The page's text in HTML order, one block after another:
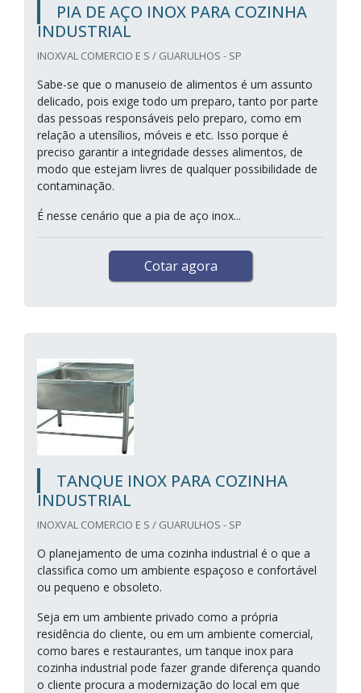
PIA DE AÇO INOX PARA COZINHA
INDUSTRIAL
INOXVAL COMERCIO E S / GUARULHOS - SP
Sabe-se que o manuseio de alimentos é um assunto
delicado, pois exige todo um preparo, tanto por parte
das pessoas responsáveis pelo preparo, como em
relação a utensílios, móveis e etc. Isso porque é
preciso garantir a integridade desses alimentos, de
modo que estejam livres de qualquer possibilidade de
contaminação.
É nesse cenário que a pia de aço inox...
Cotar agora
TANQUE INOX PARA COZINHA
INDUSTRIAL
INOXVAL COMERCIO E S / GUARULHOS - SP
O planejamento de uma cozinha industrial é o que a
classifica como um ambiente espaçoso e confortável
ou pequeno e obsoleto.
Seja em um ambiente privado como a própria
residência do cliente, ou em um ambiente comercial,
como bares e restaurantes, um tanque inox para
cozinha industrial pode fazer grande diferença quando
o cliente procura a modernização do local em que